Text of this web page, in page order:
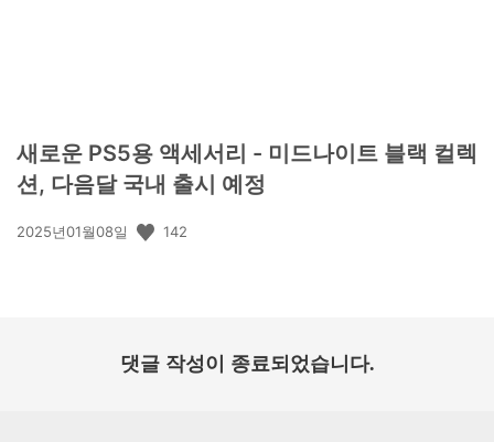
새로운 PS5용 액세서리 - 미드나이트 블랙 컬렉
션, 다음달 국내 출시 예정
공
2025년01월08일 142
댓글 작성이 종료되었습니다.